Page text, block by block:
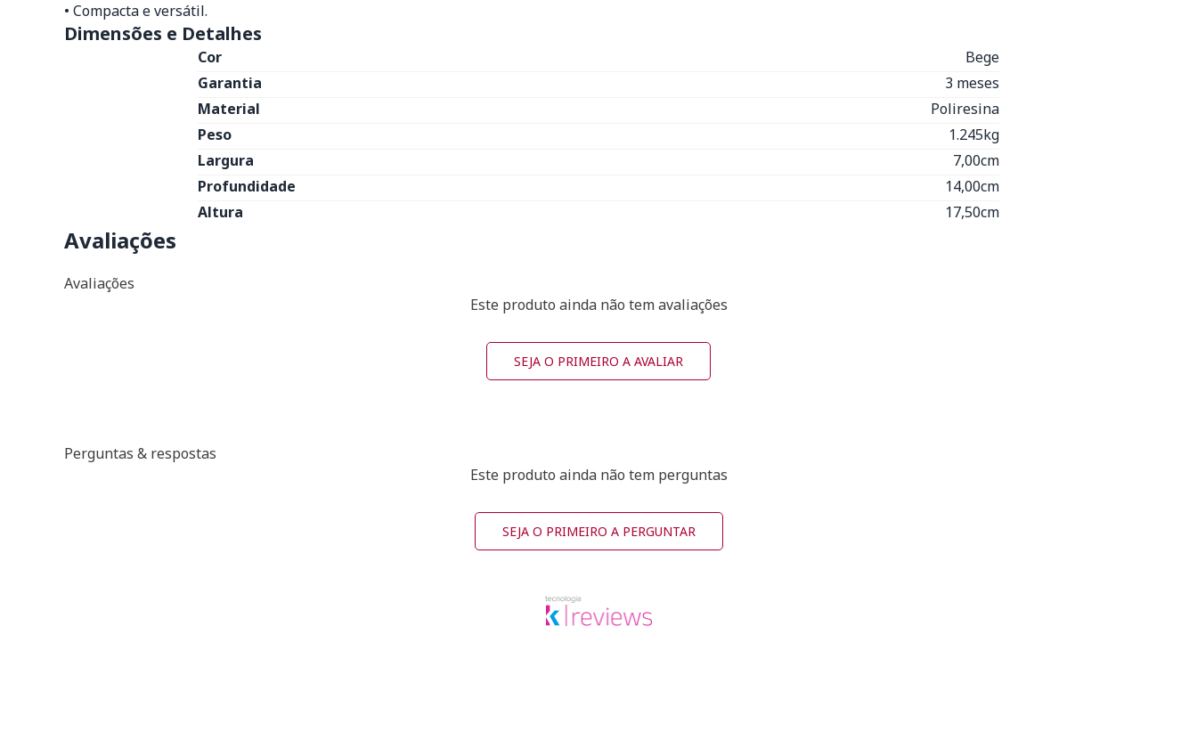
• Compacta e versátil.
Dimensões e Detalhes
Cor
Bege
Garantia
3 meses
Material
Poliresina
Peso
1.245kg
Largura
7,00cm
Profundidade
14,00cm
Altura
17,50cm
Avaliações
Avaliações
Este produto ainda não tem avaliações
SEJA O PRIMEIRO A AVALIAR
Perguntas & respostas
Este produto ainda não tem perguntas
SEJA O PRIMEIRO A PERGUNTAR